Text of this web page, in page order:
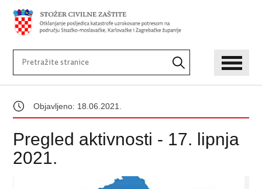
Objavljeno: 18.06.2021.
Pregled aktivnosti - 17. lipnja
2021.